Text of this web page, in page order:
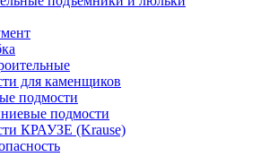
для каменщиков
подмости
подмости
КРАУЗЕ (Krause)